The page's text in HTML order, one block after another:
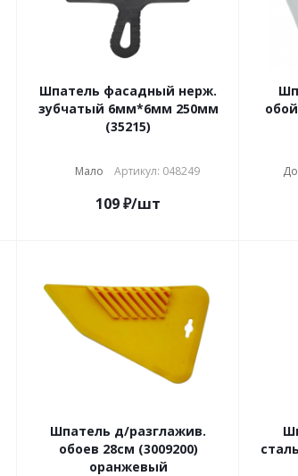
Шпатель фасадный нерж.
зубчатый 6мм*6мм 250мм
(35215)
Мало Артикул: 048249
109₽/шт
Шпатель д/разглажив.
обоев 28см (3009200)
оранжевый